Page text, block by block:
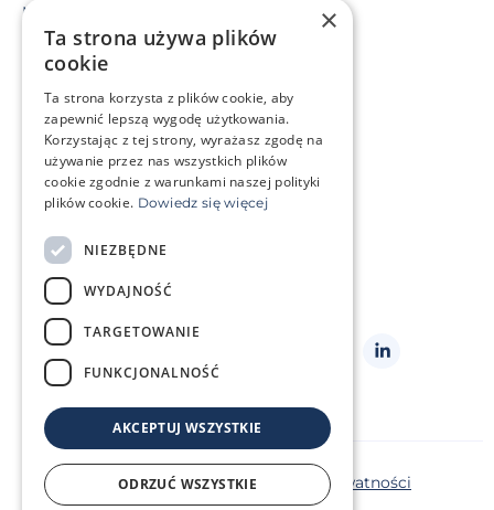
Macierzyństwo zastępcze
Mrożenie komórek rozrodczych
Sytuacja życiowa
Mam problem genetyczny
Leczę się onkologicznie
Strefa klienta
Słowniczek pojęć
Często zadawane pytania
Kontakt
Cennik
Obserwuj
nas
Copyright ©2026 RepromedaPolityka prywatności
Polityka plików cookie
×
Ta strona używa plików
cookie
Ta strona korzysta z plików cookie, aby
zapewnić lepszą wygodę użytkowania.
Korzystając z tej strony, wyrażasz zgodę na
używanie przez nas wszystkich plików
cookie zgodnie z warunkami naszej polityki
plików cookie. Dowiedz się więcej
NIEZBĘDNE
WYDAJNOŚĆ
TARGETOWANIE
FUNKCJONALNOŚĆ
AKCEPTUJ WSZYSTKIE
ODRZUĆ WSZYSTKIE